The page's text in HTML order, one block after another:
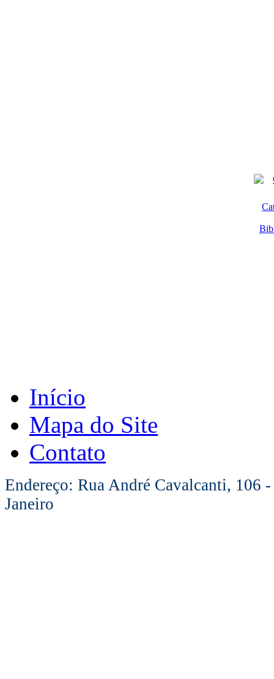
Início
Mapa do Site
Contato
Endereço: Rua André Cavalcanti, 106
Janeiro